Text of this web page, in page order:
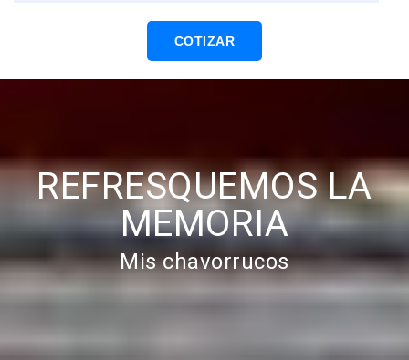
COTIZAR
REFRESQUEMOS LA
MEMORIA
Mis chavorrucos